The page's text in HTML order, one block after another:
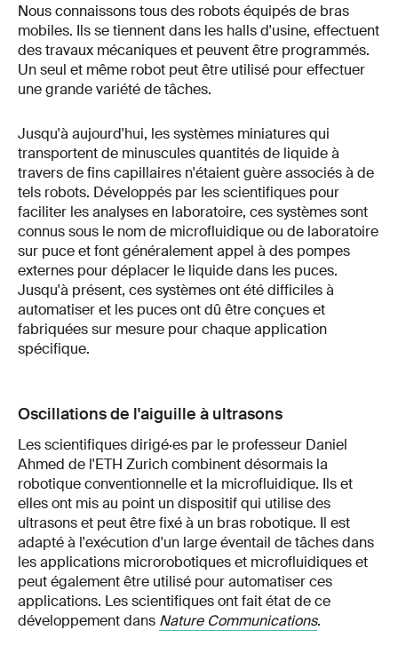
Nous connaissons tous des robots équipés de bras
mobiles. Ils se tiennent dans les halls d'usine, effectuent
des travaux mécaniques et peuvent être programmés.
Un seul et même robot peut être utilisé pour effectuer
une grande variété de tâches.
Jusqu'à aujourd'hui, les systèmes miniatures qui
transportent de minuscules quantités de liquide à
travers de fins capillaires n'étaient guère associés à de
tels robots. Développés par les scientifiques pour
faciliter les analyses en laboratoire, ces systèmes sont
connus sous le nom de microfluidique ou de laboratoire
sur puce et font généralement appel à des pompes
externes pour déplacer le liquide dans les puces.
Jusqu'à présent, ces systèmes ont été difficiles à
automatiser et les puces ont dû être conçues et
fabriquées sur mesure pour chaque application
spécifique.
Oscillations de l'aiguille à ultrasons
Les scientifiques dirigé·es par le professeur Daniel
Ahmed de l'ETH Zurich combinent désormais la
robotique conventionnelle et la microfluidique. Ils et
elles ont mis au point un dispositif qui utilise des
ultrasons et peut être fixé à un bras robotique. Il est
adapté à l'exécution d'un large éventail de tâches dans
les applications microrobotiques et microfluidiques et
peut également être utilisé pour automatiser ces
applications. Les scientifiques ont fait état de ce
développement dans Nature Communications.